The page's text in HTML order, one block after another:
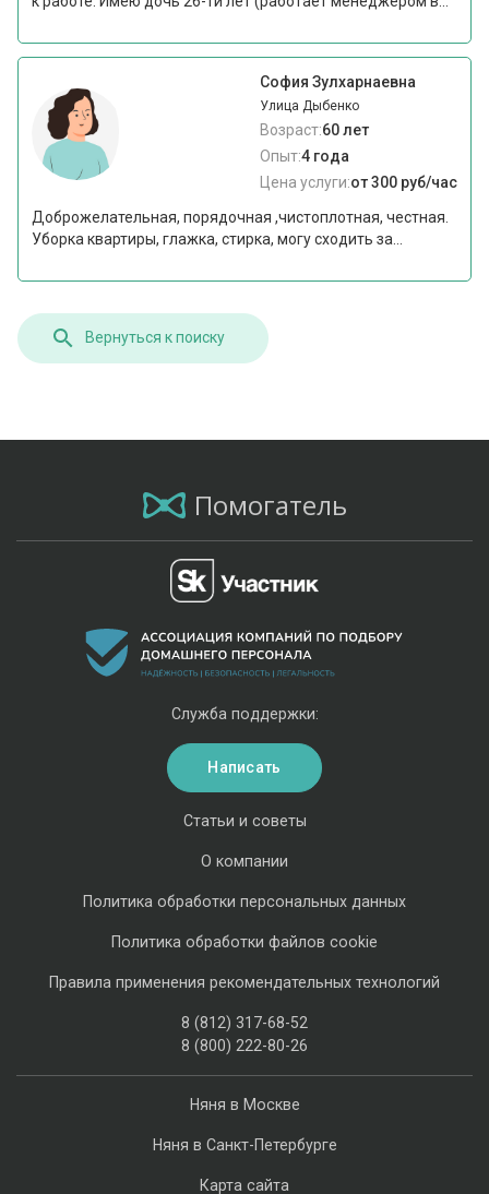
София Зулхарнаевна
Улица Дыбенко
Возраст:60 лет
Опыт:4 года
Цена услуги:от 300 руб/час
Доброжелательная, порядочная ,чистоплотная, честная.
Уборка квартиры, глажка, стирка, могу сходить за...
Вернуться к поиску
Помогатель
Няня в Москве
Няня в Санкт-Петербурге
Карта сайта
Статьи и советы
О компании
Политика обработки персональных данных
Политика обработки файлов cookie
Правила применения рекомендательных технологий
8 (812) 317-68-52
8 (800) 222-80-26
Служба поддержки:
Написать